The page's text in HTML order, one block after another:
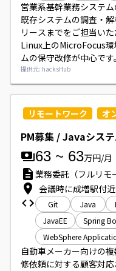
営業系基幹業務システム
既存システムの調査・
リースまでをご担当いた
Linux上のMicroFocus
ムの保守改修が中心です。
対象はMF-COBOL（VS-
プリケーションで、
のミドルウェアを使用
提供元: hacksHub
リモートワーク オ
PM募集 / Javaシス
63 ~ 63万円/月
業務委託（フルリモ
会議時に成増駅付
Git Java
JavaEE
Spring
WebSphere
自動車メーカー向けの
修依頼に対する顧客対